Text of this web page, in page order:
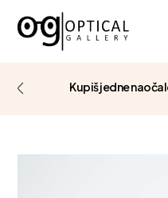
Kupiš jedne